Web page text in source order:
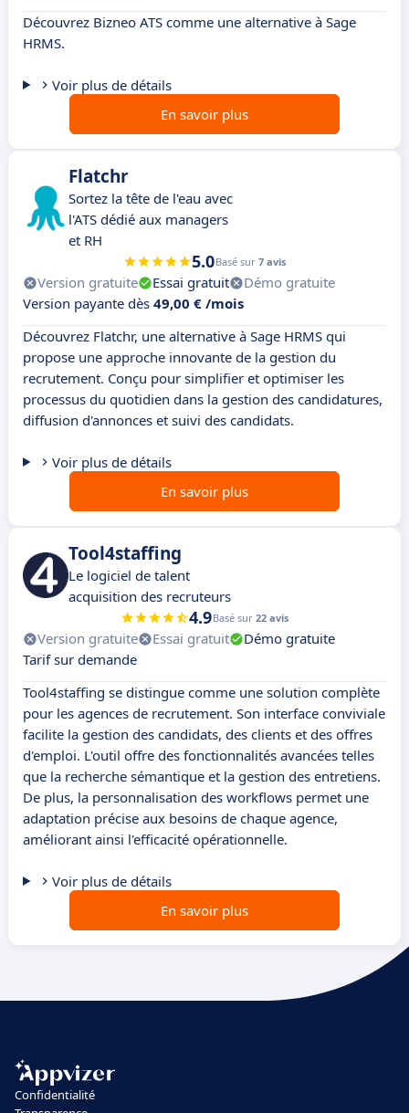
Découvrez Bizneo ATS comme une alternative à Sage
HRMS.
Voir plus de détails
En savoir plus
Flatchr
Sortez la tête de l'eau avec
l'ATS dédié aux managers
et RH
5.0Basé sur 7 avis
Version gratuite Essai gratuit
Démo gratuite
Version payante dès 49,00 € /mois
Découvrez Flatchr, une alternative à Sage HRMS qui
propose une approche innovante de la gestion du
recrutement. Conçu pour simplifier et optimiser les
processus du quotidien dans la gestion des candidatures,
diffusion d'annonces et suivi des candidats.
Voir plus de détails
En savoir plus
Tool4staffing
Le logiciel de talent
acquisition des recruteurs
4.9Basé sur 22 avis
Version gratuite Essai gratuit
Démo gratuite
Tarif sur demande
Tool4staffing se distingue comme une solution complète
pour les agences de recrutement. Son interface conviviale
facilite la gestion des candidats, des clients et des offres
d'emploi. L'outil offre des fonctionnalités avancées telles
que la recherche sémantique et la gestion des entretiens.
De plus, la personnalisation des workflows permet une
adaptation précise aux besoins de chaque agence,
améliorant ainsi l'efficacité opérationnelle.
Voir plus de détails
En savoir plus
Confidentialité